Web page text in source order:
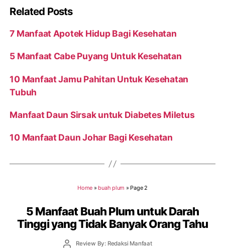
Related Posts
7 Manfaat Apotek Hidup Bagi Kesehatan
5 Manfaat Cabe Puyang Untuk Kesehatan
10 Manfaat Jamu Pahitan Untuk Kesehatan
Tubuh
Manfaat Daun Sirsak untuk Diabetes Miletus
10 Manfaat Daun Johar Bagi Kesehatan
Home » buah plum » Page 2
5 Manfaat Buah Plum untuk Darah
Tinggi yang Tidak Banyak Orang Tahu
PostReview By: Redaksi Manfaat